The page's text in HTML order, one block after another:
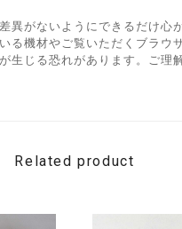
異がないようにできるだけ心
る機材やご覧いただくブラウ
生じる恐れがあります。ご理
Related product